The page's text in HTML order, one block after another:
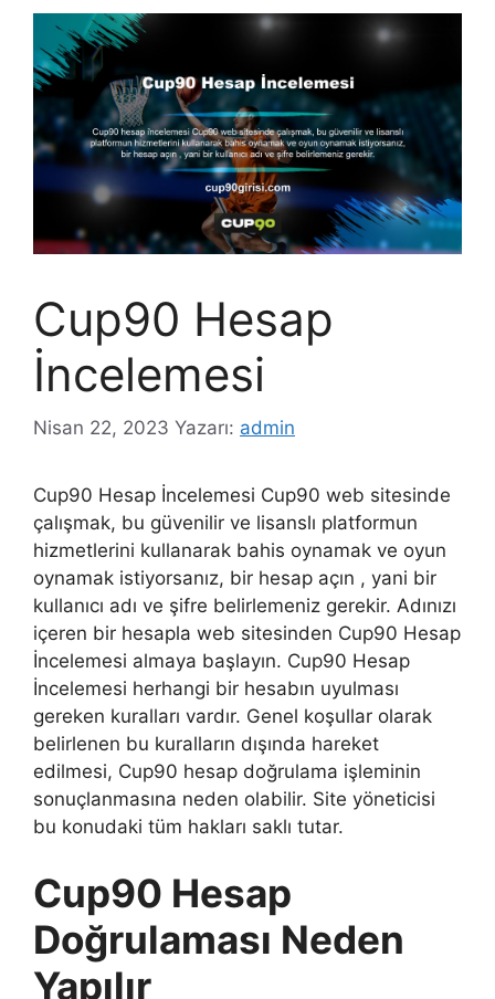
Cup90 Hesap
İncelemesi
Nisan 22, 2023 Yazarı: admin
Cup90 Hesap İncelemesi Cup90 web sitesinde
çalışmak, bu güvenilir ve lisanslı platformun
hizmetlerini kullanarak bahis oynamak ve oyun
oynamak istiyorsanız, bir hesap açın , yani bir
kullanıcı adı ve şifre belirlemeniz gerekir. Adınızı
içeren bir hesapla web sitesinden Cup90 Hesap
İncelemesi almaya başlayın. Cup90 Hesap
İncelemesi herhangi bir hesabın uyulması
gereken kuralları vardır. Genel koşullar olarak
belirlenen bu kuralların dışında hareket
edilmesi, Cup90 hesap doğrulama işleminin
sonuçlanmasına neden olabilir. Site yöneticisi
bu konudaki tüm hakları saklı tutar.
Cup90 Hesap
Doğrulaması Neden
Yapılır